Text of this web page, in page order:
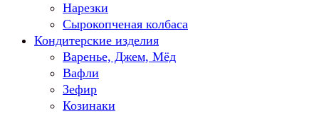
Нарезки
Сырокопченая колбаса
Кондитерские изделия
Варенье, Джем, Мёд
Вафли
Зефир
Козинаки